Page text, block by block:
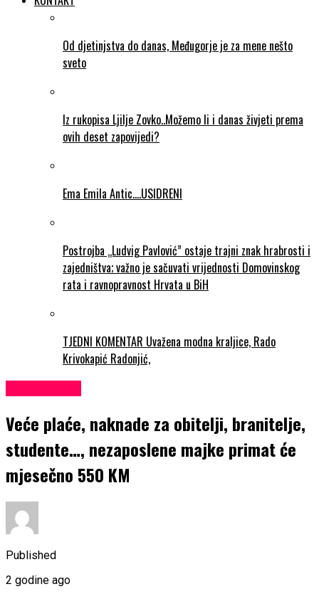
Od djetinjstva do danas, Međugorje je za mene nešto
sveto
Iz rukopisa Ljilje Zovko..Možemo li i danas živjeti prema
ovih deset zapovijedi?
Ema Emila Antic….USIDRENI
Postrojba „Ludvig Pavlović” ostaje trajni znak hrabrosti i
zajedništva; važno je sačuvati vrijednosti Domovinskog
rata i ravnopravnost Hrvata u BiH
TJEDNI KOMENTAR Uvažena modna kraljice, Rado
Krivokapić Radonjić,
Veće plaće, naknade za obitelji, branitelje,
studente…, nezaposlene majke primat će
mjesečno 550 KM
Published
2 godine ago